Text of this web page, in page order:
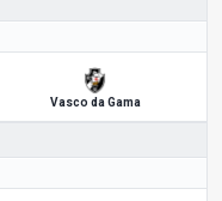
Vasco da Gama